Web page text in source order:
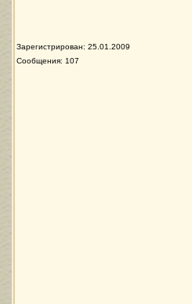
Зарегистрирован: 25.01.2009
Сообщения: 107